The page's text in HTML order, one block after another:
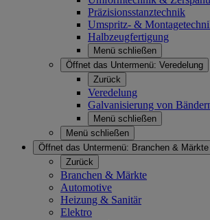
Präzisionsstanztechnik
Umspritz- &
Halbzeugfertigung
Menü schließen
Öffnet das Untermenü: Veredelung
Zurück
Veredelung
Galvanisierung von
Menü schließen
Menü schließen
Öffnet das Untermenü: Branchen & Märkte
Zurück
Branchen & Märkte
Automotive
Heizung & Sanitär
Elektro